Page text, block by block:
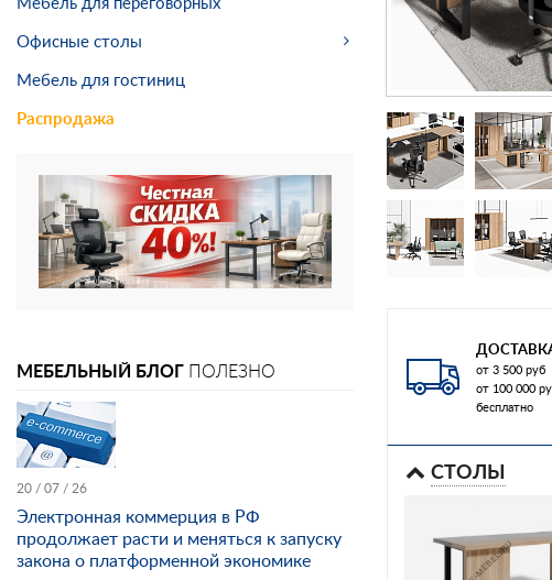
от 3 500 руб
от 100 000
бесплатно
СТОЛЫ
Офисные столы
Мебель для гостиниц
Распродажа
МЕБЕЛЬНЫЙ БЛОГ ПОЛЕЗНО
20 / 07 / 26
Электронная коммерция в РФ
продолжает расти и меняться к запуску
закона о платформенной экономике